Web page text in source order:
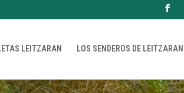
LEITZARAN LOS SENDEROS DE LEITZARAN